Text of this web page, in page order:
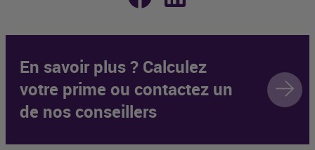
En savoir plus ? Calculez
votre prime ou contactez un
de nos conseillers